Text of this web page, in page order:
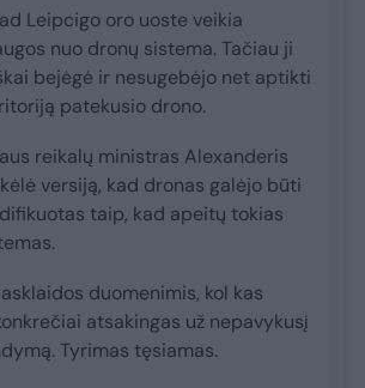
Leipcigo oro uoste veikia
nuo dronų sistema. Tačiau ji
bejėgė ir nesugebėjo net aptikti
patekusio drono.
reikalų ministras Alexanderis
versiją, kad dronas galėjo būti
taip, kad apeitų tokias
duomenimis, kol kas
atsakingas už nepavykusį
Tyrimas tęsiamas.